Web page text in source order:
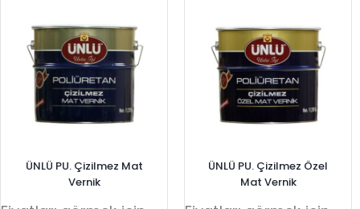
ÜNLÜ PU. Çizilmez Mat
Vernik
ÜNLÜ PU. Çizilmez Özel
Mat Vernik